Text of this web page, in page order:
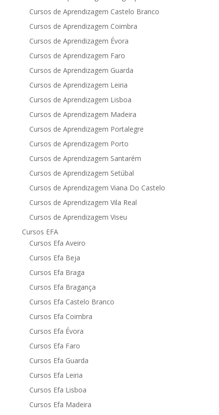
Cursos de Aprendizagem Castelo Branco
Cursos de Aprendizagem Coimbra
Cursos de Aprendizagem Évora
Cursos de Aprendizagem Faro
Cursos de Aprendizagem Guarda
Cursos de Aprendizagem Leiria
Cursos de Aprendizagem Lisboa
Cursos de Aprendizagem Madeira
Cursos de Aprendizagem Portalegre
Cursos de Aprendizagem Porto
Cursos de Aprendizagem Santarém
Cursos de Aprendizagem Setúbal
Cursos de Aprendizagem Viana Do Castelo
Cursos de Aprendizagem Vila Real
Cursos de Aprendizagem Viseu
Cursos EFA
Cursos Efa Aveiro
Cursos Efa Beja
Cursos Efa Braga
Cursos Efa Bragança
Cursos Efa Castelo Branco
Cursos Efa Coimbra
Cursos Efa Évora
Cursos Efa Faro
Cursos Efa Guarda
Cursos Efa Leiria
Cursos Efa Lisboa
Cursos Efa Madeira